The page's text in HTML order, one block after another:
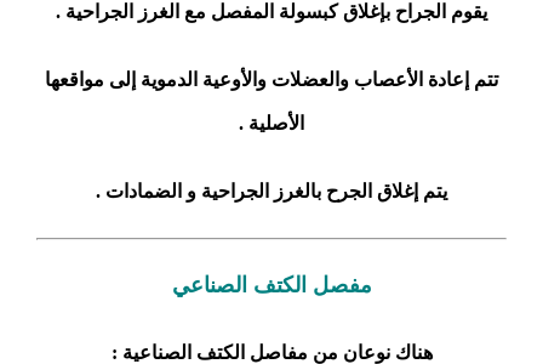
يقوم الجراح بإغلاق كبسولة المفصل مع الغرز الجراحية .
تتم إعادة الأعصاب والعضلات والأوعية الدموية إلى مواقعها
الأصلية .
يتم إغلاق الجرح بالغرز الجراحية و الضمادات .
مفصل الكتف الصناعي
هناك نوعان من مفاصل الكتف الصناعية :